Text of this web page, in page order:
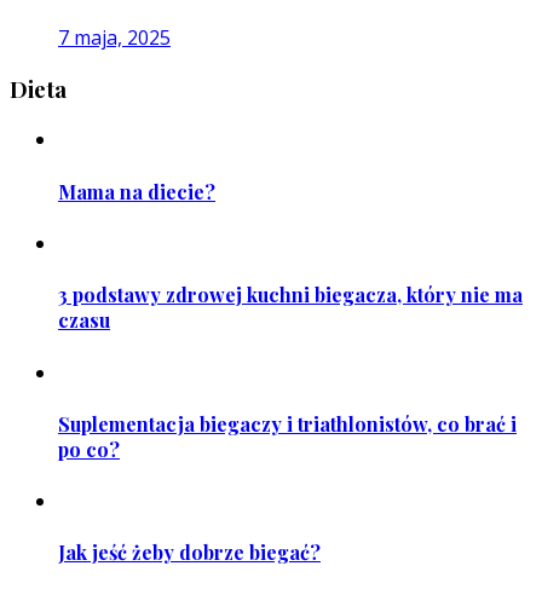
7 maja, 2025
Dieta
Mama na diecie?
3 podstawy zdrowej kuchni biegacza, który nie ma
czasu
Suplementacja biegaczy i triathlonistów, co brać i
po co?
Jak jeść żeby dobrze biegać?